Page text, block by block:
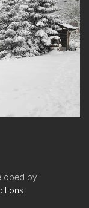
by